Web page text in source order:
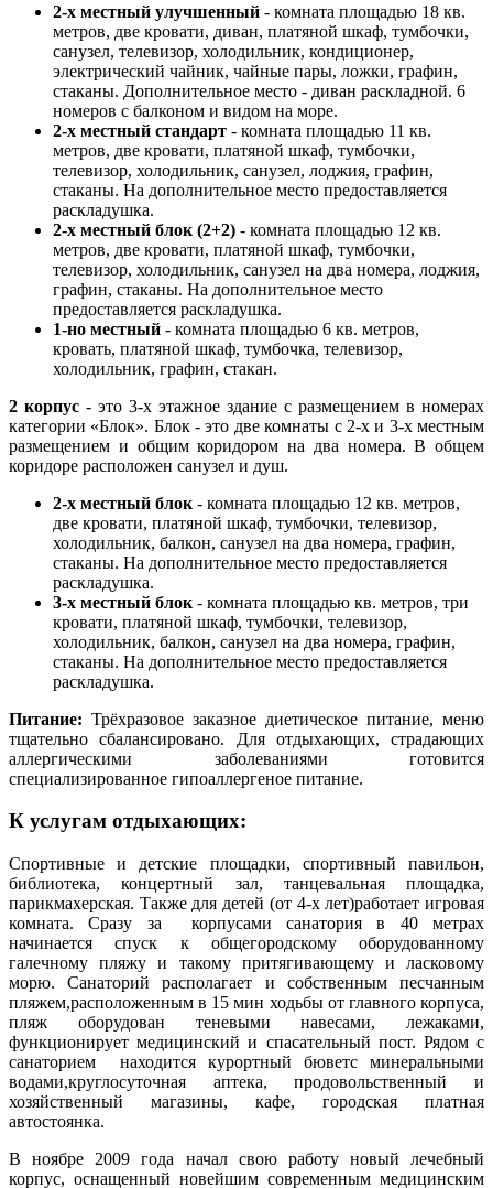
2-х местный улучшенный - комната площадью 18 кв.
метров, две кровати, диван, платяной шкаф, тумбочки,
санузел, телевизор, холодильник, кондиционер,
электрический чайник, чайные пары, ложки, графин,
стаканы. Дополнительное место - диван раскладной. 6
номеров с балконом и видом на море.
2-х местный стандарт - комната площадью 11 кв.
метров, две кровати, платяной шкаф, тумбочки,
телевизор, холодильник, санузел, лоджия, графин,
стаканы. На дополнительное место предоставляется
раскладушка.
2-х местный блок (2+2) - комната площадью 12 кв.
метров, две кровати, платяной шкаф, тумбочки,
телевизор, холодильник, санузел на два номера, лоджия,
графин, стаканы. На дополнительное место
предоставляется раскладушка.
1-но местный - комната площадью 6 кв. метров,
кровать, платяной шкаф, тумбочка, телевизор,
холодильник, графин, стакан.
2 корпус - это 3-х этажное здание с размещением в номерах
категории «Блок». Блок - это две комнаты с 2-х и 3-х местным
размещением и общим коридором на два номера. В общем
коридоре расположен санузел и душ.
2-х местный блок - комната площадью 12 кв. метров,
две кровати, платяной шкаф, тумбочки, телевизор,
холодильник, балкон, санузел на два номера, графин,
стаканы. На дополнительное место предоставляется
раскладушка.
3-х местный блок - комната площадью кв. метров, три
кровати, платяной шкаф, тумбочки, телевизор,
холодильник, балкон, санузел на два номера, графин,
стаканы. На дополнительное место предоставляется
раскладушка.
Питание: Трёхразовое заказное диетическое питание, меню
тщательно сбалансировано. Для отдыхающих, страдающих
аллергическими заболеваниями готовится
специализированное гипоаллергеное питание.
К услугам отдыхающих:
Спортивные и детские площадки, спортивный павильон,
библиотека, концертный зал, танцевальная площадка,
парикмахерская. Также для детей (от 4-х лет)работает игровая
комната. Сразу за корпусами санатория в 40 метрах
начинается спуск к общегородскому оборудованному
галечному пляжу и такому притягивающему и ласковому
морю. Санаторий располагает и собственным песчанным
пляжем,расположенным в 15 мин ходьбы от главного корпуса,
пляж оборудован теневыми навесами, лежаками,
функционирует медицинский и спасательный пост. Рядом с
санаторием находится курортный бюветс минеральными
водами,круглосуточная аптека, продовольственный и
хозяйственный магазины, кафе, городская платная
автостоянка.
В ноябре 2009 года начал свою работу новый лечебный
корпус, оснащенный новейшим современным медицинским